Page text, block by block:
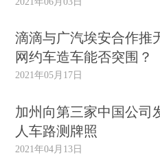
滴滴与广汽埃安合作推
网约车造车能否突围？
2021年05月17日
加州向第三家中国公司
人车路测牌照
2021年04月13日